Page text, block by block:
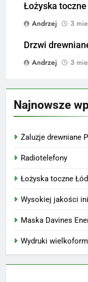
Łożyska
Andrzej
3
Drzwi
Andrzej
3
Najnowsze
Żaluzje drewniane
Radiotelefony
Łożyska toczne
Wysokiej jakości
Maska Davines
Wydruki